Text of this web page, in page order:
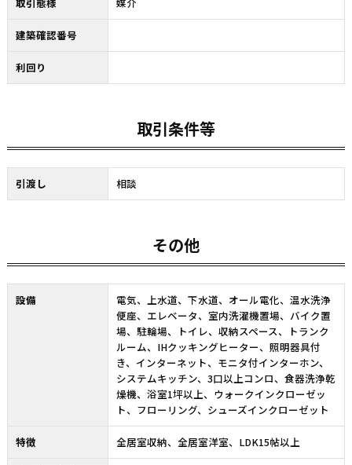
建築確認番号
利回り
取引条件等
引渡し 相談
その他
設備
電気、上水道、下水道、オール電化、温水洗浄
便座、エレベータ、室内洗濯機置場、バイク置
場、駐輪場、トイレ、収納スペース、トランク
ルーム、IHクッキングヒーター、照明器具付
き、インターネット、モニタ付インターホン、
システムキッチン、3口以上コンロ、食器洗浄乾
燥機、浴室1坪以上、ウォークインクローゼッ
ト、フローリング、シューズインクローゼット
特徴 全居室収納、全居室洋室、LDK15帖以上